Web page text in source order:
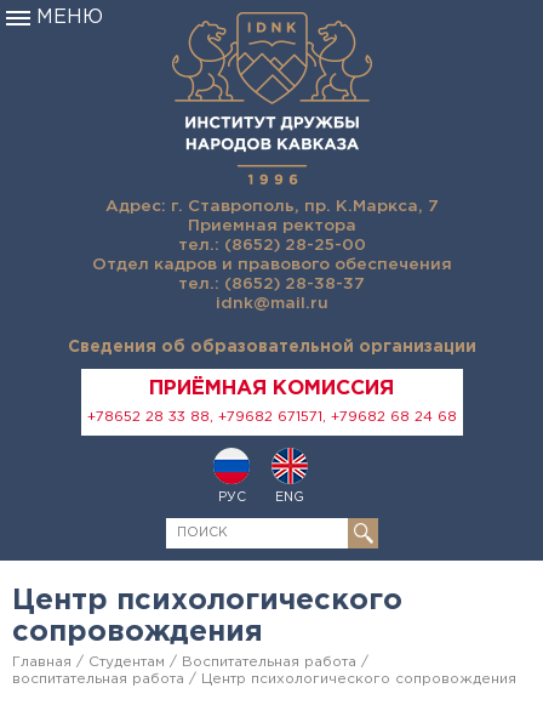
Адрес: г. Ставрополь, пр. К.Маркса, 7
Приемная ректора
тел.: (8652) 28-25-00
Отдел кадров и правового обеспечения
тел.: (8652) 28-38-37
idnk@mail.ru
Сведения об образовательной организации
ПРИЁМНАЯ КОМИССИЯ
+78652 28 33 88, +79682 671571, +79682 68 24 68
РУС ENG
МЕНЮ
Центр психологического
сопровождения
Главная Студентам
Воспитательная работа
воспитательная работа
Центр психологического сопровождения